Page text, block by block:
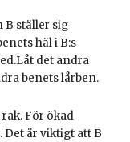
B ställer sig
häl i B:s
det andra
benets lårben.
För ökad
Det är viktigt att B